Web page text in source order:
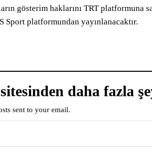
gösterim haklarını TRT platformuna
Sport platformundan yayınlanacaktır.
daha fazla
sent to your email.